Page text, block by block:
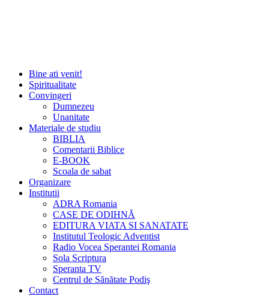
Bine ati venit!
Spiritualitate
Convingeri
Dumnezeu
Unanitate
Materiale de studiu
BIBLIA
Comentarii Biblice
E-BOOK
Scoala de sabat
Organizare
Institutii
ADRA Romania
CASE DE ODIHNĂ
EDITURA VIATA SI SANATATE
Institutul Teologic Adventist
Radio Vocea Sperantei Romania
Sola Scriptura
Speranta TV
Centrul de Sănătate Podiş
Contact